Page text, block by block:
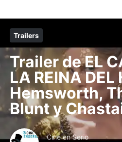
Trailers
Trailer de EL
LA REINA DEL
Hemsworth,
Blunt y
Cine en Serio